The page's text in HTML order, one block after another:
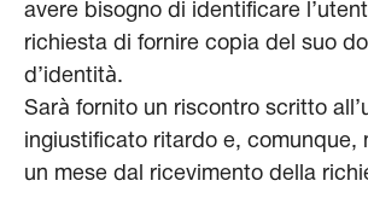
avere bisogno di identificare
richiesta di fornire copia del suo
d’identità.
Sarà fornito un riscontro scritto
ingiustificato ritardo e, comunque,
un mese dal ricevimento della